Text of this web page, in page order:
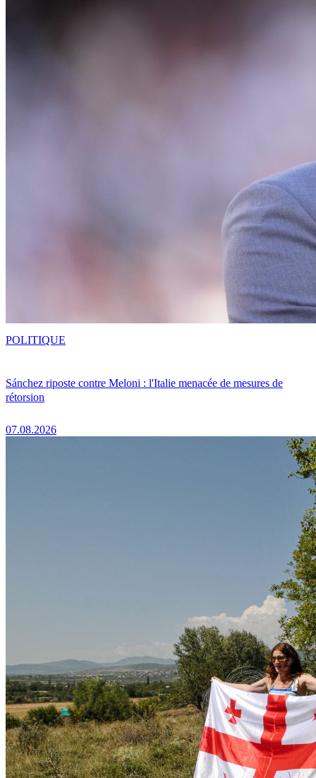
Sánchez riposte contre Meloni : l'Italie menacée de mesures de
rétorsion
07.08.2026
POLITIQUE